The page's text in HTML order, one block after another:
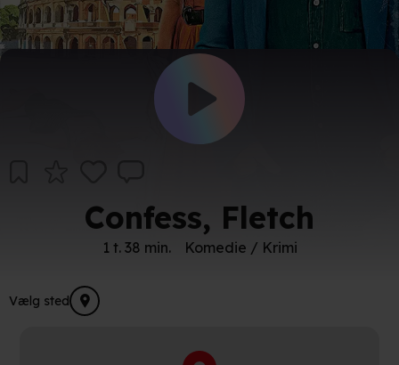
Confess, Fletch
1 t. 38 min. Komedie / Krimi
Vælg sted